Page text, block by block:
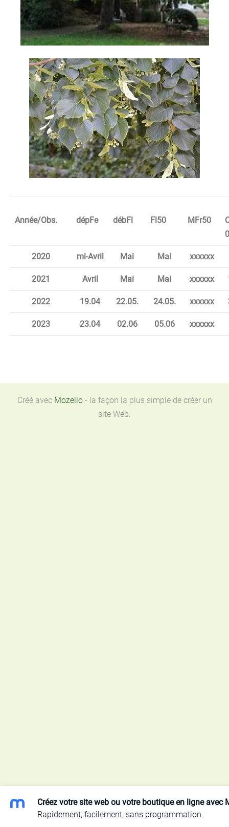
Année/Obs. dépFe débFl Fl50 MFr50
0
2020 mi-Avril Mai Mai xxxxxx
2021 Avril Mai Mai xxxxxx
2022 19.04 22.05. 24.05. xxxxxx
2023 23.04 02.06 05.06 xxxxxx
Créé avec Mozello- la façon la plus simple de créer un
site Web.
Créez votre site web ou votre boutique en ligne avec
Rapidement, facilement, sans programmation.